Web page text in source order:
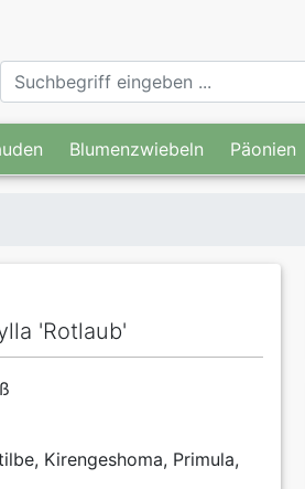
Blumenzwiebeln Päonien
'Rotlaub'
Kirengeshoma, Primula,